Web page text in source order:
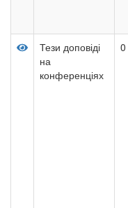
Тези доповіді
на
конференціях
0